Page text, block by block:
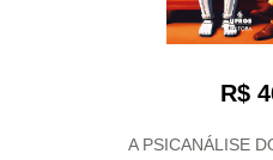
R$
A PSICANÁLISE